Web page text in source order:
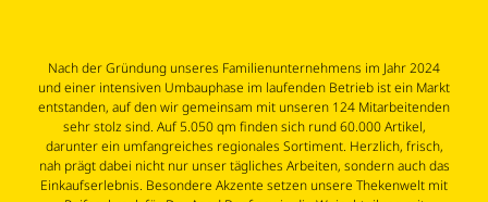
Nach der Gründung unseres Familienunternehmens im Jahr 2024
und einer intensiven Umbauphase im laufenden Betrieb ist ein Markt
entstanden, auf den wir gemeinsam mit unseren 124 Mitarbeitenden
sehr stolz sind. Auf 5.050 qm finden sich rund 60.000 Artikel,
darunter ein umfangreiches regionales Sortiment. Herzlich, frisch,
nah prägt dabei nicht nur unser tägliches Arbeiten, sondern auch das
Einkaufserlebnis. Besondere Akzente setzen unsere Thekenwelt mit